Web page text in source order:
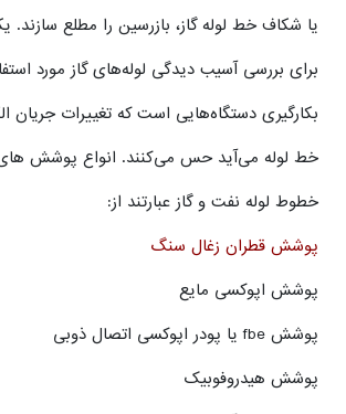
یا شکاف خط لوله گاز، بازرسین را مطلع سازند.
برای بررسی آسیب دیدگی لوله‌های گاز مورد
بکارگیری دستگاه‌هایی است که تغییرات جریان
خط لوله می‌آید حس می‌کنند. انواع پوشش های
خطوط لوله نفت و گاز عبارتند از:
پوشش قطران زغال سنگ
پوشش اپوکسی مایع
پوشش fbe یا پودر اپوکسی اتصال ذوبی
پوشش هیدروفوبیک